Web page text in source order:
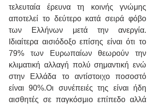
τελευταία έρευνα τη κοινής γνώμης
αποτελεί το δεύτερο κατά σειρά φόβο
των Ελλήνων μετά την ανεργία.
Ιδιαίτερα αισιόδοξο επίσης είναι ότι το
79% των Ευρωπαίων θεωρούν την
κλιματική αλλαγή πολύ σημαντική ενώ
στην Ελλάδα το αντίστοιχο ποσοστό
είναι 90%.Οι συνέπειές της είναι ήδη
αισθητές σε παγκόσμιο επίπεδο αλλά